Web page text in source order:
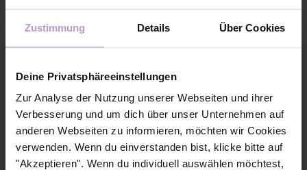
Zustimmung Details Über Cookies
Deine Privatsphäreeinstellungen
Zur Analyse der Nutzung unserer Webseiten und ihrer
Verbesserung und um dich über unser Unternehmen auf
anderen Webseiten zu informieren, möchten wir Cookies
verwenden. Wenn du einverstanden bist, klicke bitte auf
"Akzeptieren". Wenn du individuell auswählen möchtest,
NUSHU REDAKTION OCT 6, 2025 3:00:00 AM
#213 Was wir uns von